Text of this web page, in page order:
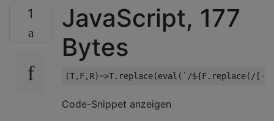
1
JavaScript, 177
Bytes
Code-Snippet anzeigen